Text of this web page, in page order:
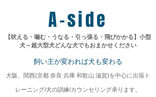
A-side
【吠える・噛む・うなる・引っ張る・飛びかかる】 小型
犬～超大型犬どんな犬でもおまかせください
飼い主が変われば犬も変わる
大阪、関西(京都 奈良 兵庫 和歌山 滋賀)を中心に出張ト
レーニング/犬の訓練/カウンセリング承ります。